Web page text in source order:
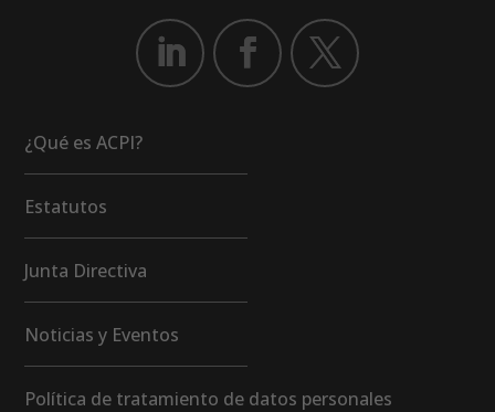
¿Qué es ACPI?
Estatutos
Junta Directiva
Noticias y Eventos
Política de tratamiento de datos personales